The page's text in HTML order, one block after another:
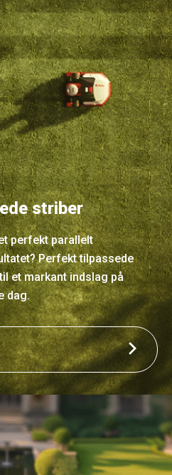
striber
perfekt parallelt
Perfekt tilpassede
et markant indslag på
dag.